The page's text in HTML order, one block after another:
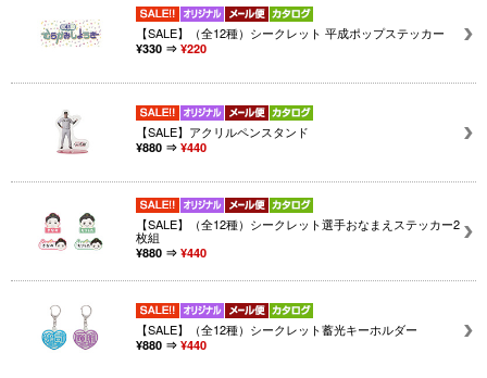
【SALE】（全12種）シークレット 平成ポップステッカー
¥330 ⇒ ¥220
【SALE】アクリルペンスタンド
¥880 ⇒ ¥440
【SALE】（全12種）シークレット選手おなまえステッカー2
枚組
¥880 ⇒ ¥440
【SALE】（全12種）シークレット蓄光キーホルダー
¥880 ⇒ ¥440